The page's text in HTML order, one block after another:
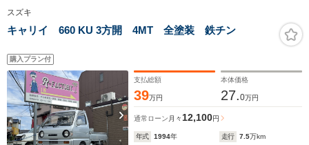
スズキ
キャリイ 660 KU 3方開 4MT 全塗装 鉄チン
購入プラン付
支払総額
39万円
本体価格
27.0万円
通常ローン 月々 12,100円
年式 1994年 走行 7.5万km